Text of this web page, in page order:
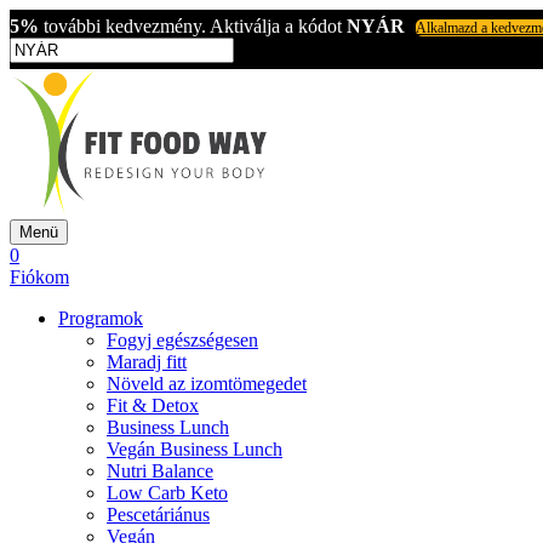
5% további kedvezmény. Aktiválja a kódot NYÁR Alkalmazd a
Menü
0
Fiókom
Programok
Fogyj egészségesen
Maradj fitt
Növeld az izomtömegedet
Fit & Detox
Business Lunch
Vegán Business Lunch
Nutri Balance
Low Carb Keto
Pescetáriánus
Vegán